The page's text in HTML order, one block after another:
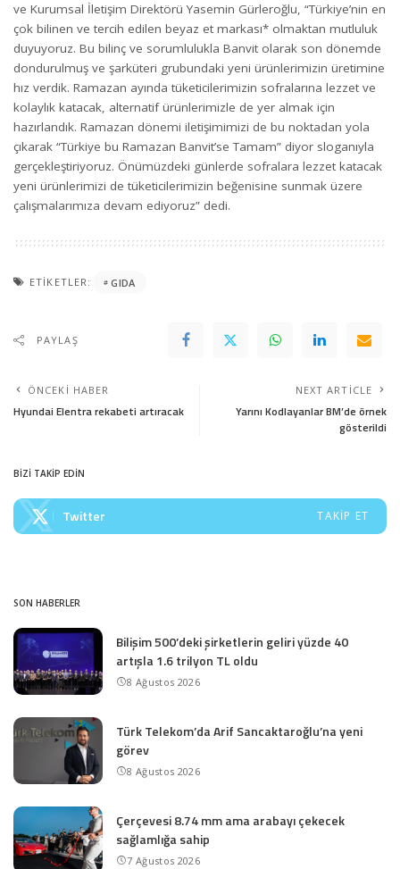
ve Kurumsal İletişim Direktörü Yasemin Gürleroğlu, “Türkiye’nin en
çok bilinen ve tercih edilen beyaz et markası* olmaktan mutluluk
duyuyoruz. Bu bilinç ve sorumlulukla Banvit olarak son dönemde
dondurulmuş ve şarküteri grubundaki yeni ürünlerimizin üretimine
hız verdik. Ramazan ayında tüketicilerimizin sofralarına lezzet ve
kolaylık katacak, alternatif ürünlerimizle de yer almak için
hazırlandık. Ramazan dönemi iletişimimizi de bu noktadan yola
çıkarak “Türkiye bu Ramazan Banvit’se Tamam” diyor sloganıyla
gerçekleştiriyoruz. Önümüzdeki günlerde sofralara lezzet katacak
yeni ürünlerimizi de tüketicilerimizin beğenisine sunmak üzere
çalışmalarımıza devam ediyoruz” dedi.
ETIKETLER: GIDA
PAYLAŞ
ÖNCEKI HABER
Hyundai Elentra rekabeti artıracak
NEXT ARTICLE
Yarını Kodlayanlar BM’de örnek
gösterildi
BİZİ TAKİP EDİN
Twitter TAKIP ET
SON HABERLER
Bilişim 500’deki şirketlerin geliri yüzde 40
artışla 1.6 trilyon TL oldu
8 Ağustos 2026
Türk Telekom’da Arif Sancaktaroğlu’na yeni
görev
8 Ağustos 2026
Çerçevesi 8.74 mm ama arabayı çekecek
sağlamlığa sahip
7 Ağustos 2026